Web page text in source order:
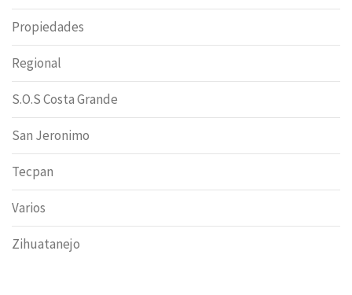
Propiedades
Regional
S.O.S Costa Grande
San Jeronimo
Tecpan
Varios
Zihuatanejo